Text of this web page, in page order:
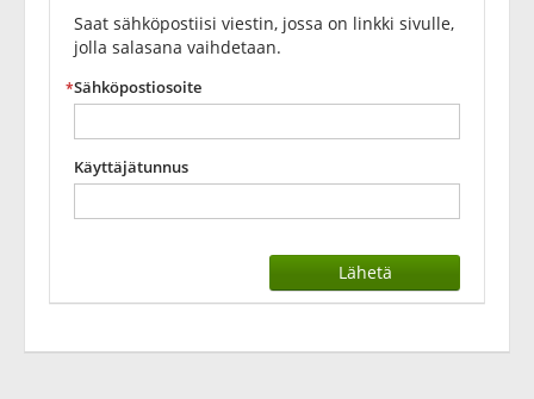
Saat sähköpostiisi viestin, jossa on linkki sivulle,
jolla salasana vaihdetaan.
Sähköpostiosoite
Käyttäjätunnus